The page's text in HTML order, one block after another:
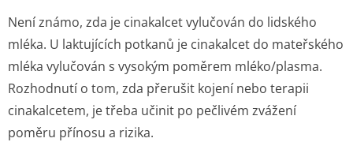
Není známo, zda je cinakalcet vylučován do lidského
mléka. U laktujících potkanů je cinakalcet do mateřského
mléka vylučován s vysokým poměrem mléko/plasma.
Rozhodnutí o tom, zda přerušit kojení nebo terapii
cinakalcetem, je třeba učinit po pečlivém zvážení
poměru přínosu a rizika.